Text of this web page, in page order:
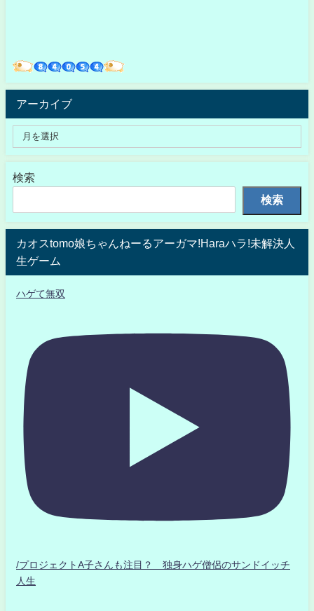
アーカイブ
検索
検索
カオスtomo娘ちゃんねーるアーガマ!Haraハラ!未解決人
生ゲーム
ハゲて無双
/プロジェクトA子さんも注目？ 独身ハゲ僧侶のサンドイッチ
人生